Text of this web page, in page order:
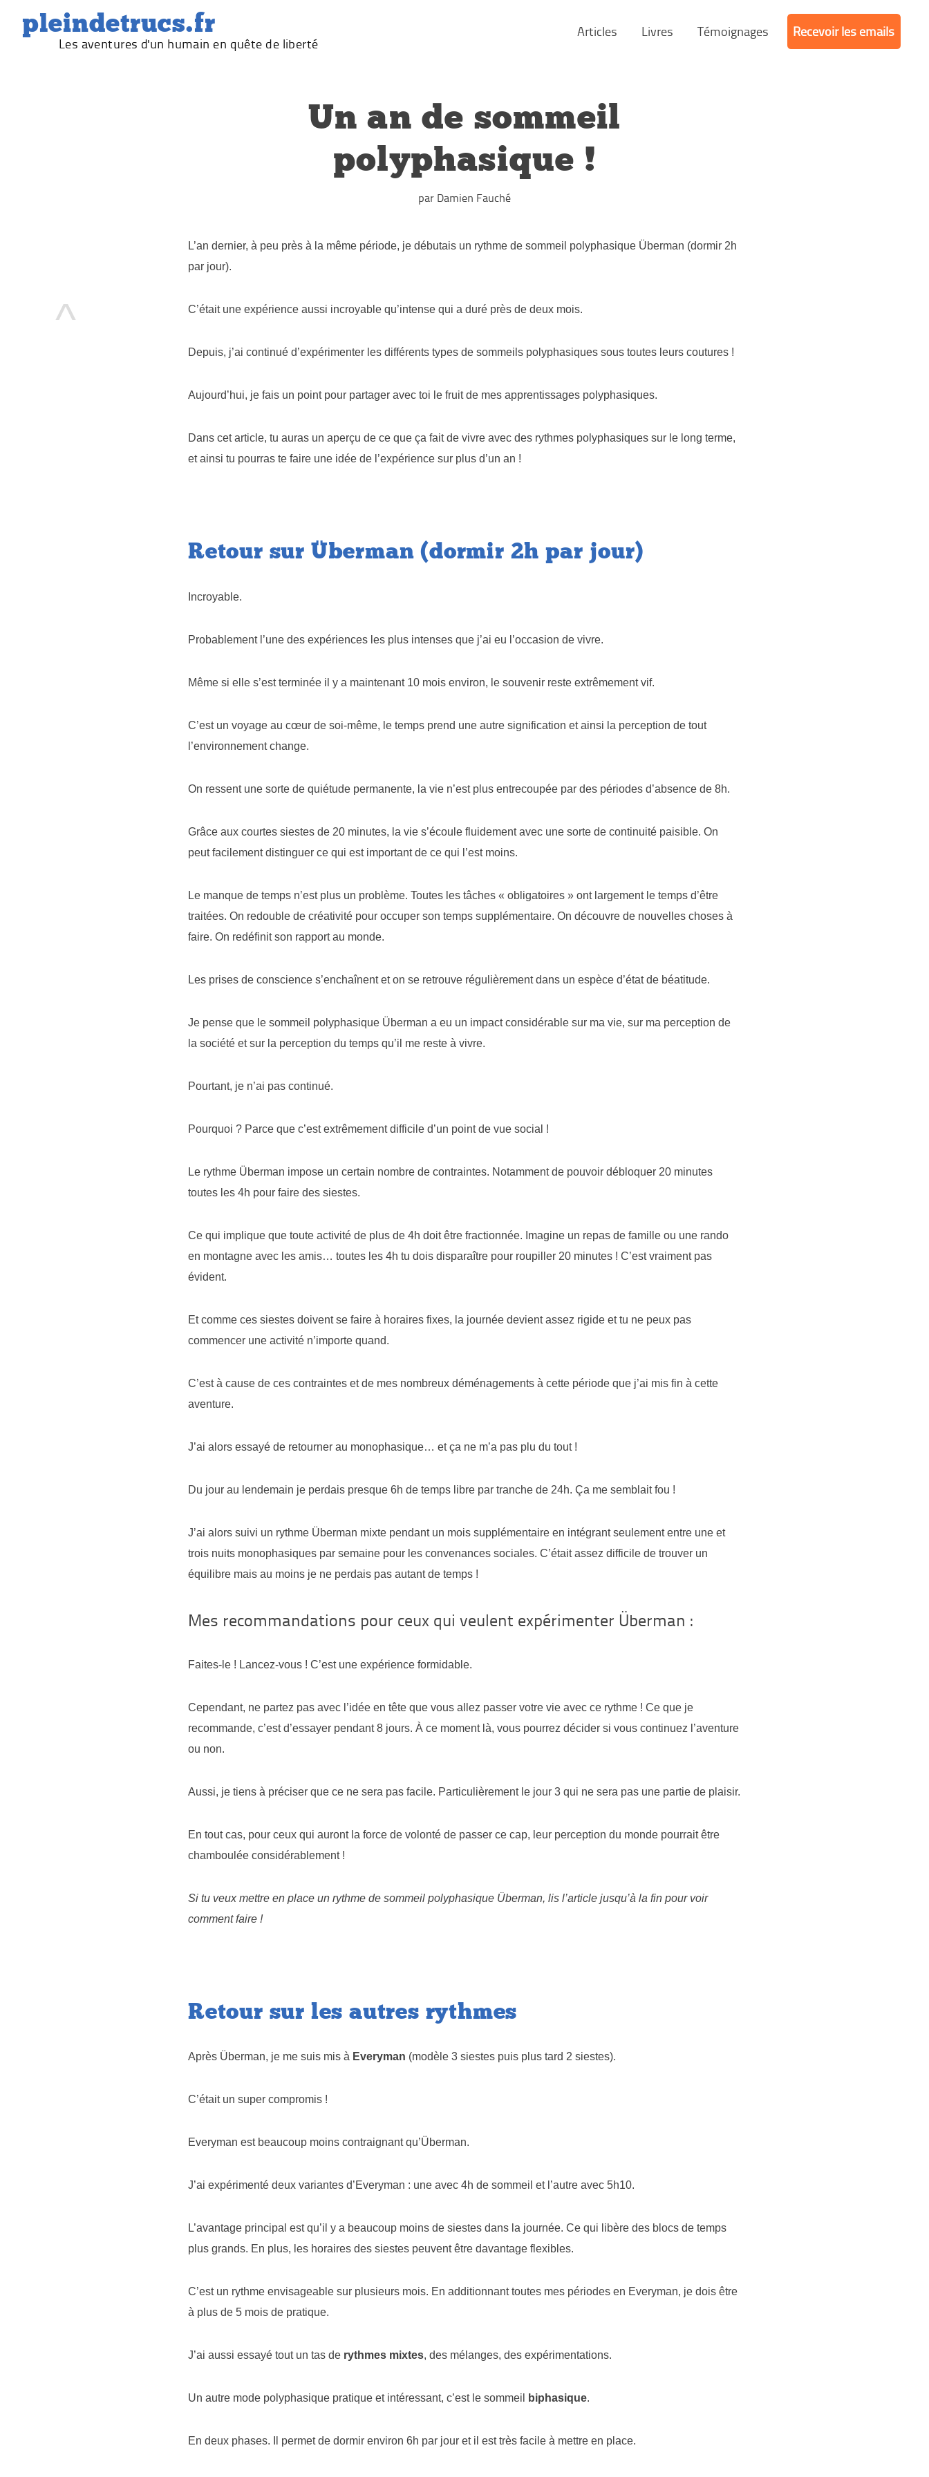
pleindetrucs.fr
Les aventures d'un humain en quête de liberté
Recevoir les emails
Témoignages
Livres
Articles
^
Un an de sommeil
polyphasique !
par Damien Fauché
L’an dernier, à peu près à la même période, je débutais un rythme de sommeil polyphasique Überman (dormir 2h
par jour).
C’était une expérience aussi incroyable qu’intense qui a duré près de deux mois.
Depuis, j’ai continué d’expérimenter les différents types de sommeils polyphasiques sous toutes leurs coutures !
Aujourd’hui, je fais un point pour partager avec toi le fruit de mes apprentissages polyphasiques.
Dans cet article, tu auras un aperçu de ce que ça fait de vivre avec des rythmes polyphasiques sur le long terme,
et ainsi tu pourras te faire une idée de l’expérience sur plus d’un an !
Retour sur Überman (dormir 2h par jour)
Incroyable.
Probablement l’une des expériences les plus intenses que j’ai eu l’occasion de vivre.
Même si elle s’est terminée il y a maintenant 10 mois environ, le souvenir reste extrêmement vif.
C’est un voyage au cœur de soi-même, le temps prend une autre signification et ainsi la perception de tout
l’environnement change.
On ressent une sorte de quiétude permanente, la vie n’est plus entrecoupée par des périodes d’absence de 8h.
Grâce aux courtes siestes de 20 minutes, la vie s’écoule fluidement avec une sorte de continuité paisible. On
peut facilement distinguer ce qui est important de ce qui l’est moins.
Le manque de temps n’est plus un problème. Toutes les tâches « obligatoires » ont largement le temps d’être
traitées. On redouble de créativité pour occuper son temps supplémentaire. On découvre de nouvelles choses à
faire. On redéfinit son rapport au monde.
Les prises de conscience s’enchaînent et on se retrouve régulièrement dans un espèce d’état de béatitude.
Je pense que le sommeil polyphasique Überman a eu un impact considérable sur ma vie, sur ma perception de
la société et sur la perception du temps qu’il me reste à vivre.
Pourtant, je n’ai pas continué.
Pourquoi ? Parce que c’est extrêmement difficile d’un point de vue social !
Le rythme Überman impose un certain nombre de contraintes. Notamment de pouvoir débloquer 20 minutes
toutes les 4h pour faire des siestes.
Ce qui implique que toute activité de plus de 4h doit être fractionnée. Imagine un repas de famille ou une rando
en montagne avec les amis… toutes les 4h tu dois disparaître pour roupiller 20 minutes ! C’est vraiment pas
évident.
Et comme ces siestes doivent se faire à horaires fixes, la journée devient assez rigide et tu ne peux pas
commencer une activité n’importe quand.
C’est à cause de ces contraintes et de mes nombreux déménagements à cette période que j’ai mis fin à cette
aventure.
J’ai alors essayé de retourner au monophasique… et ça ne m’a pas plu du tout !
Du jour au lendemain je perdais presque 6h de temps libre par tranche de 24h. Ça me semblait fou !
J’ai alors suivi un rythme Überman mixte pendant un mois supplémentaire en intégrant seulement entre une et
trois nuits monophasiques par semaine pour les convenances sociales. C’était assez difficile de trouver un
équilibre mais au moins je ne perdais pas autant de temps !
Mes recommandations pour ceux qui veulent expérimenter Überman :
Faites-le ! Lancez-vous ! C’est une expérience formidable.
Cependant, ne partez pas avec l’idée en tête que vous allez passer votre vie avec ce rythme ! Ce que je
recommande, c’est d’essayer pendant 8 jours. À ce moment là, vous pourrez décider si vous continuez l’aventure
ou non.
Aussi, je tiens à préciser que ce ne sera pas facile. Particulièrement le jour 3 qui ne sera pas une partie de plaisir.
En tout cas, pour ceux qui auront la force de volonté de passer ce cap, leur perception du monde pourrait être
chamboulée considérablement !
Si tu veux mettre en place un rythme de sommeil polyphasique Überman, lis l’article jusqu’à la fin pour voir
comment faire !
Retour sur les autres rythmes
Après Überman, je me suis mis à Everyman (modèle 3 siestes puis plus tard 2 siestes).
C’était un super compromis !
Everyman est beaucoup moins contraignant qu’Überman.
J’ai expérimenté deux variantes d’Everyman : une avec 4h de sommeil et l’autre avec 5h10.
L’avantage principal est qu’il y a beaucoup moins de siestes dans la journée. Ce qui libère des blocs de temps
plus grands. En plus, les horaires des siestes peuvent être davantage flexibles.
C’est un rythme envisageable sur plusieurs mois. En additionnant toutes mes périodes en Everyman, je dois être
à plus de 5 mois de pratique.
J’ai aussi essayé tout un tas de rythmes mixtes, des mélanges, des expérimentations.
Un autre mode polyphasique pratique et intéressant, c’est le sommeil biphasique.
En deux phases. Il permet de dormir environ 6h par jour et il est très facile à mettre en place.